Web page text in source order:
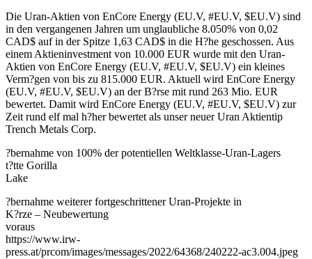
Die Uran-Aktien von EnCore Energy (EU.V, #EU.V, $EU.V) sind
in den vergangenen Jahren um unglaubliche 8.050% von 0,02
CAD$ auf in der Spitze 1,63 CAD$ in die H?he geschossen. Aus
einem Aktieninvestment von 10.000 EUR wurde mit den Uran-
Aktien von EnCore Energy (EU.V, #EU.V, $EU.V) ein kleines
Verm?gen von bis zu 815.000 EUR. Aktuell wird EnCore Energy
(EU.V, #EU.V, $EU.V) an der B?rse mit rund 263 Mio. EUR
bewertet. Damit wird EnCore Energy (EU.V, #EU.V, $EU.V) zur
Zeit rund elf mal h?her bewertet als unser neuer Uran Aktientip
Trench Metals Corp.
?bernahme von 100% der potentiellen Weltklasse-Uran-Lagers
t?tte Gorilla
Lake
?bernahme weiterer fortgeschrittener Uran-Projekte in
K?rze – Neubewertung
voraus
https://www.irw-
press.at/prcom/images/messages/2022/64368/240222-ac3.004.jpeg